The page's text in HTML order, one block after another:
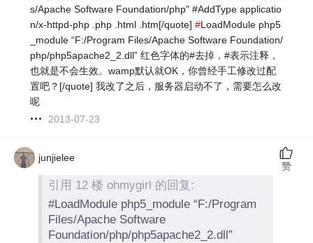
s/Apache Software Foundation/php" #AddType applicatio
n/x-httpd-php .php .html .htm[/quote]#LoadModule php5
_module “F:/Program Files/Apache Software Foundation/
php/php5apache2_2.dll” 红色字体的#去掉，#表示注释，
也就是不会生效。wamp默认就OK，你曾经手工修改过配
置吧？[/quote] 我改了之后，服务器启动不了，需要怎么改
呢
2013-07-23
junjielee
引用 12 楼 ohmygirl 的回复:
#LoadModule php5_module “F:/Program
Files/Apache Software
Foundation/php/php5apache2_2.dll”
赞